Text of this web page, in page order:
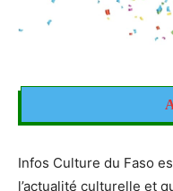
Infos Culture du Faso
l’actualité culturelle et